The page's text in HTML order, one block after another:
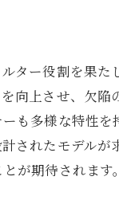
ター役割を果
向上させ、欠
も多様な特性
されたモデル
が期待されま